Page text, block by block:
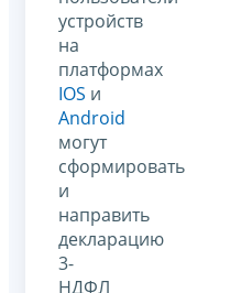
устройств
на
платформах
IOS и
Android
могут
сформировать
и
направить
декларацию
3-
НДФЛ